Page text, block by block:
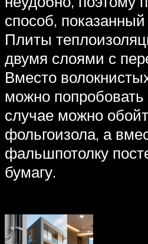
способ,
Плиты
двумя слоями с
Вместо
можно попробовать
случае можно
фольгоизола, а
фальшпотолку
бумагу.